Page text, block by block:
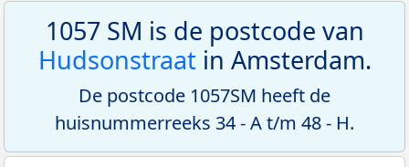
1057 SM is de postcode van
Hudsonstraatin Amsterdam.
De postcode 1057SM heeft de
huisnummerreeks 34 - A t/m 48 - H.